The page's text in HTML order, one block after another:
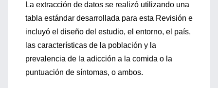
La extracción de datos se realizó utilizando una
tabla estándar desarrollada para esta Revisión e
incluyó el diseño del estudio, el entorno, el país,
las características de la población y la
prevalencia de la adicción a la comida o la
puntuación de síntomas, o ambos.